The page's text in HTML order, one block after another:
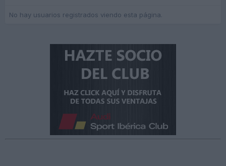
No hay usuarios registrados viendo esta página.